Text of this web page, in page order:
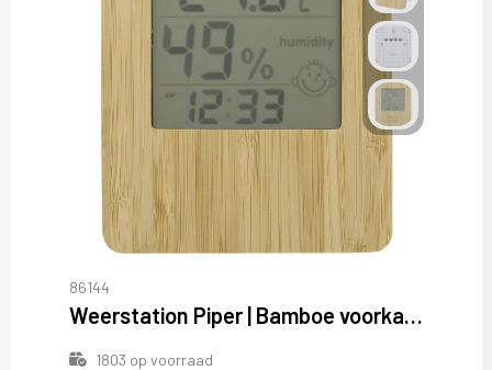
86144
Weerstation Piper | Bamboe voorkant
1803 op voorraad